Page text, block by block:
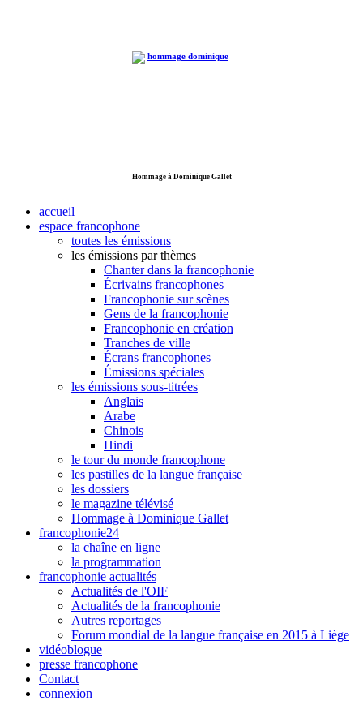
Hommage à Dominique Gallet
accueil
espace francophone
toutes les émissions
les émissions par thèmes
Chanter dans la francophonie
Écrivains francophones
Francophonie sur scènes
Gens de la francophonie
Francophonie en création
Tranches de ville
Écrans francophones
Émissions spéciales
les émissions sous-titrées
Anglais
Arabe
Chinois
Hindi
le tour du monde francophone
les pastilles de la langue française
les dossiers
le magazine télévisé
Hommage à Dominique Gallet
francophonie24
la chaîne en ligne
la programmation
francophonie actualités
Actualités de l'OIF
Actualités de la francophonie
Autres reportages
Forum mondial de la langue française en 2015 à Liège
vidéoblogue
presse francophone
Contact
connexion